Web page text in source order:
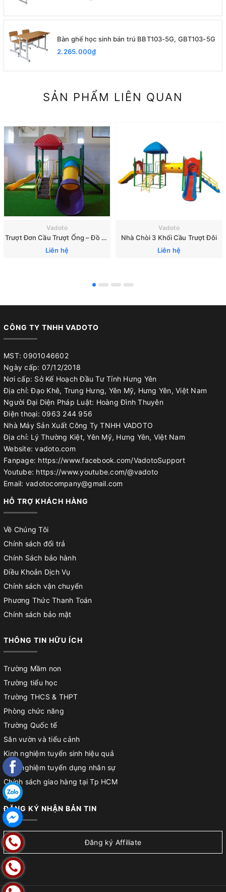
Bàn ghế học sinh bán trú BBT103-5G, GBT103-5G
2.265.000₫
SẢN PHẨM LIÊN QUAN
Vadoto
Trượt Đơn Cầu Trượt Ống – Đồ Chơi Vận Động Thể Chất Cho Bé
Liên hệ
Vadoto
Nhà Chòi 3 Khối Cầu Trượt Đôi
Liên hệ
CÔNG TY TNHH VADOTO
MST: 0901046602
Ngày cấp: 07/12/2018
Nơi cấp: Sở Kế Hoạch Đầu Tư Tỉnh Hưng Yên
Địa chỉ: Đạo Khê, Trung Hưng, Yên Mỹ, Hưng Yên, Việt Nam
Người Đại Diện Pháp Luật: Hoàng Đình Thuyên
Điện thoại: 0963 244 956
Nhà Máy Sản Xuất Công Ty TNHH VADOTO
Địa chỉ: Lý Thường Kiệt, Yên Mỹ, Hưng Yên, Việt Nam
Website: vadoto.com
Fanpage: https://www.facebook.com/VadotoSupport
Youtube: https://www.youtube.com/@vadoto
Email: vadotocompany@gmail.com
HỖ TRỢ KHÁCH HÀNG
Về Chúng Tôi
Chính sách đổi trả
Chính Sách bảo hành
Điều Khoản Dịch Vụ
Chính sách vận chuyển
Phương Thức Thanh Toán
Chính sách bảo mật
THÔNG TIN HỮU ÍCH
Trường Mầm non
Trường tiểu học
Trường THCS & THPT
Phòng chức năng
Trường Quốc tế
Sân vườn và tiểu cảnh
Kinh nghiệm tuyển sinh hiệu quả
Kinh nghiệm tuyển dụng nhân sự
Chính sách giao hàng tại Tp HCM
Chính sách đổi trả
Chính sách bảo hành sản phẩm
Hướng dẫn lắp đặt sản phẩm
Hướng dẫn mua hàng
Hướng dẫn thanh toán
ĐĂNG KÝ NHẬN BẢN TIN
Đăng ký Affiliate